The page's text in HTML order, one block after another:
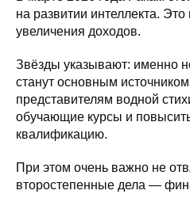
на развитии интеллекта.
увеличения доходов.
Звёзды указывают: именно
станут основным
представителям водной
обучающие курсы и
квалификацию.
При этом очень важно не
второстепенные дела —